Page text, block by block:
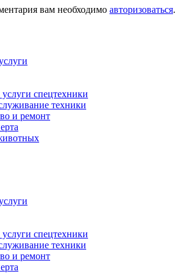
вам необходимо авторизоваться.
спецтехники
техники
и ремонт
спецтехники
техники
и ремонт